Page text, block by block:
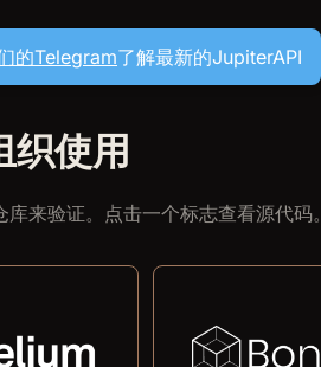
的Telegram了解最新的JupiterAPI
织使用
来验证。点击一个标志查看源代码。